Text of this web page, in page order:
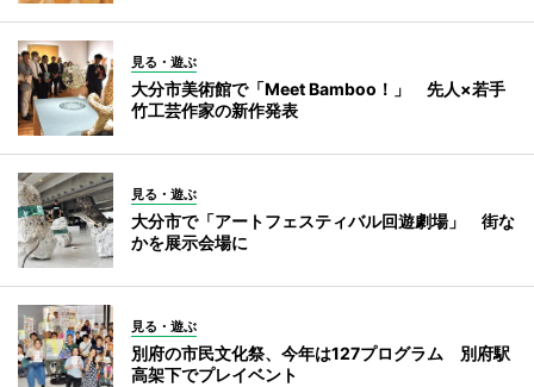
見る・遊ぶ
大分市美術館で「Meet Bamboo！」 先人×若手
竹工芸作家の新作発表
見る・遊ぶ
大分市で「アートフェスティバル回遊劇場」 街な
かを展示会場に
見る・遊ぶ
別府の市民文化祭、今年は127プログラム 別府駅
高架下でプレイベント